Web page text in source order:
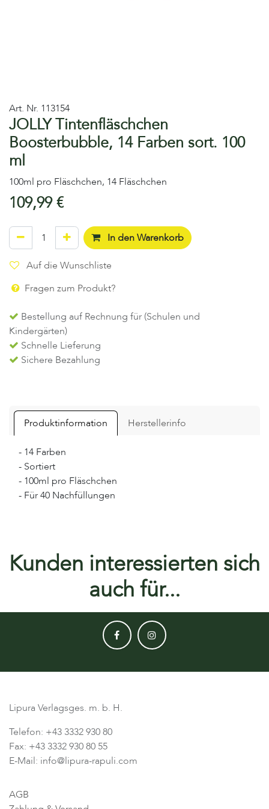
Art. Nr. 113154
JOLLY Tintenfläschchen
Boosterbubble, 14 Farben sort. 100
ml
100ml pro Fläschchen, 14 Fläschchen
109,99€
In den Warenkorb
Auf die Wunschliste
Fragen zum Produkt?
Bestellung auf Rechnung für (Schulen und
Kindergärten)
Schnelle Lieferung
Sichere Bezahlung
Produktinformation Herstellerinfo
- 14 Farben
- Sortiert
- 100ml pro Fläschchen
- Für 40 Nachfüllungen
Kunden interessierten sich
auch für...
Lipura Verlagsges. m. b. H.
Telefon: +43 3332 930 80
Fax: +43 3332 930 80 55
E-Mail: info@lipura-rapuli.com
AGB